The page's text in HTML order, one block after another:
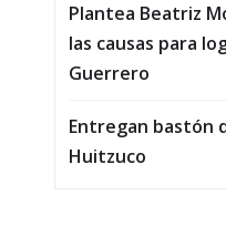
Plantea Beatriz
las causas para
Guerrero
Entregan bastón
Huitzuco